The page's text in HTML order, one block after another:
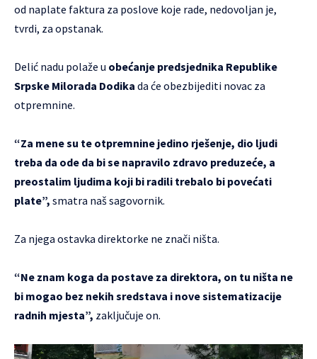
od naplate faktura za poslove koje rade, nedovoljan je,
tvrdi, za opstanak.
Delić nadu polaže u obećanje predsjednika Republike
Srpske Milorada Dodika da će obezbijediti novac za
otpremnine.
“Za mene su te otpremnine jedino rješenje, dio ljudi
treba da ode da bi se napravilo zdravo preduzeće, a
preostalim ljudima koji bi radili trebalo bi povećati
plate”, smatra naš sagovornik.
Za njega ostavka direktorke ne znači ništa.
“Ne znam koga da postave za direktora, on tu ništa ne
bi mogao bez nekih sredstava i nove sistematizacije
radnih mjesta”, zaključuje on.